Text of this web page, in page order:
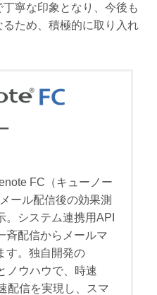
寧な印象となり、今後も
ため、積極的に取り入れ
FC（キューノー
ール配信後の効果測
。システム連携用API
斉配信からメールマ
す。独自開発の
ノウハウで、時速
配信を実現し、スマ